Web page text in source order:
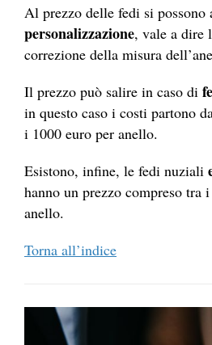
Al prezzo delle fedi si possono
personalizzazione, vale a dire
correzione della misura
Il prezzo può salire in caso di
in questo caso i costi partono
i 1000 euro per anello.
Esistono, infine, le fedi nuziali
hanno un prezzo compreso tra
anello.
Torna all’indice